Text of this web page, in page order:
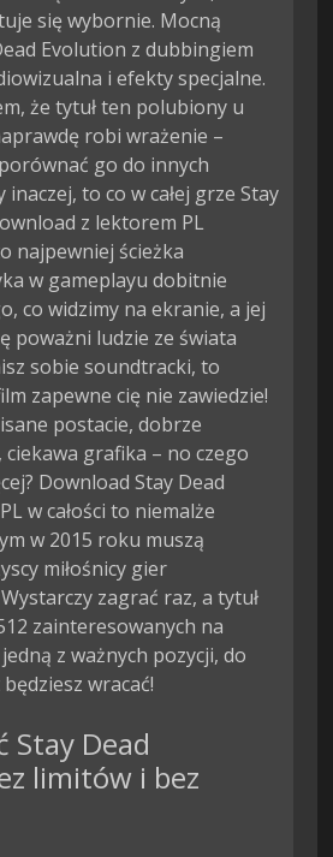
się wybornie. Mocną
Evolution z dubbingiem
i efekty specjalne.
że tytuł ten polubiony u
robi wrażenie –
go do innych
to co w całej grze Stay
z lektorem PL
najpewniej ścieżka
w gameplayu dobitnie
co widzimy na ekranie, a jej
poważni ludzie ze świata
sobie soundtracki, to
zapewne cię nie zawiedzie!
postacie, dobrze
grafika – no czego
Download Stay Dead
w całości to niemalże
w 2015 roku muszą
miłośnicy gier
zagrać raz, a tytuł
zainteresowanych na
z ważnych pozycji, do
wracać!
Stay Dead
limitów i bez